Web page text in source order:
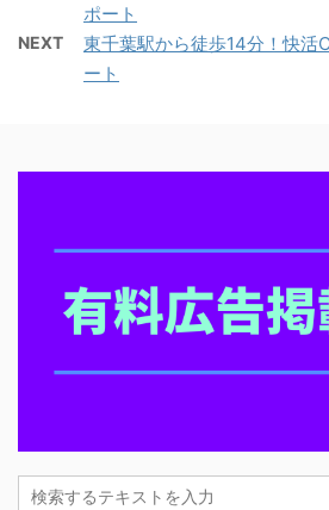
ポート
NEXT
東千葉駅から徒歩14分！快活
ート